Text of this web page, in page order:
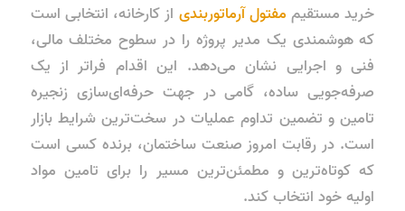
خرید مستقیم مفتول آرماتوربندی از کارخانه، انتخابی است
که هوشمندی یک مدیر پروژه را در سطوح مختلف مالی،
فنی و اجرایی نشان می‌دهد. این اقدام فراتر از یک
صرفه‌جویی ساده، گامی در جهت حرفه‌ای‌سازی زنجیره
تامین و تضمین تداوم عملیات در سخت‌ترین شرایط بازار
است. در رقابت امروز صنعت ساختمان، برنده کسی است
که کوتاه‌ترین و مطمئن‌ترین مسیر را برای تامین مواد
اولیه خود انتخاب کند.